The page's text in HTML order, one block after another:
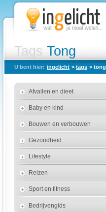
Tags Tong
U bent hier: ingelicht > tags > tong
Afvallen en dieet
Baby en kind
Bouwen en verbouwen
Gezondheid
Lifestyle
Reizen
Sport en fitness
Bedrijvengids